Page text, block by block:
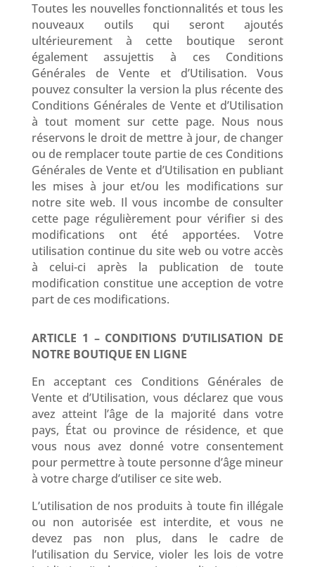
Toutes les nouvelles fonctionnalités et tous les
nouveaux outils qui seront ajoutés
ultérieurement à cette boutique seront
également assujettis à ces Conditions
Générales de Vente et d’Utilisation. Vous
pouvez consulter la version la plus récente des
Conditions Générales de Vente et d’Utilisation
à tout moment sur cette page. Nous nous
réservons le droit de mettre à jour, de changer
ou de remplacer toute partie de ces Conditions
Générales de Vente et d’Utilisation en publiant
les mises à jour et/ou les modifications sur
notre site web. Il vous incombe de consulter
cette page régulièrement pour vérifier si des
modifications ont été apportées. Votre
utilisation continue du site web ou votre accès
à celui-ci après la publication de toute
modification constitue une acception de votre
part de ces modifications.
ARTICLE 1 – CONDITIONS D’UTILISATION DE
NOTRE BOUTIQUE EN LIGNE
En acceptant ces Conditions Générales de
Vente et d’Utilisation, vous déclarez que vous
avez atteint l’âge de la majorité dans votre
pays, État ou province de résidence, et que
vous nous avez donné votre consentement
pour permettre à toute personne d’âge mineur
à votre charge d’utiliser ce site web.
L’utilisation de nos produits à toute fin illégale
ou non autorisée est interdite, et vous ne
devez pas non plus, dans le cadre de
l’utilisation du Service, violer les lois de votre